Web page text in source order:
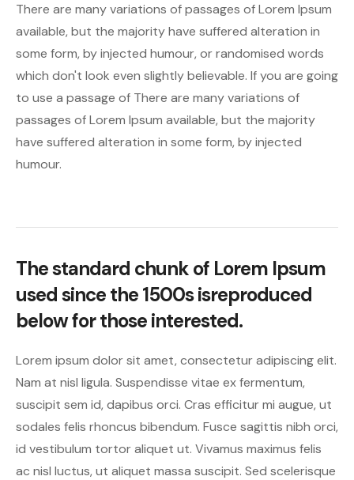
There are many variations of passages of Lorem Ipsum
available, but the majority have suffered alteration in
some form, by injected humour, or randomised words
which don't look even slightly believable. If you are going
to use a passage of There are many variations of
passages of Lorem Ipsum available, but the majority
have suffered alteration in some form, by injected
humour.
The standard chunk of Lorem Ipsum
used since the 1500s isreproduced
below for those interested.
Lorem ipsum dolor sit amet, consectetur adipiscing elit.
Nam at nisl ligula. Suspendisse vitae ex fermentum,
suscipit sem id, dapibus orci. Cras efficitur mi augue, ut
sodales felis rhoncus bibendum. Fusce sagittis nibh orci,
id vestibulum tortor aliquet ut. Vivamus maximus felis
ac nisl luctus, ut aliquet massa suscipit. Sed scelerisque